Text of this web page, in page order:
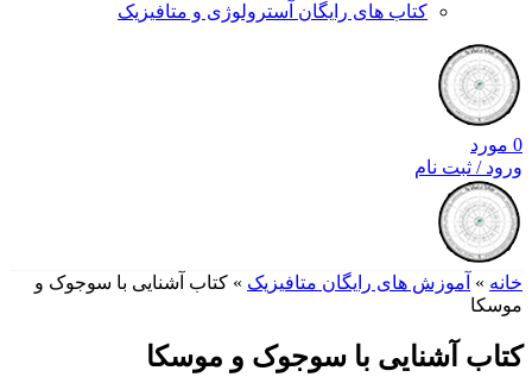
کتاب های رایگان آسترولوژی و متافیزیک
0 مورد
ورود / ثبت نام
خانه » آموزش های رایگان متافیزیک » کتاب آشنایی با سوجوک و
موسکا
کتاب آشنایی با سوجوک و موسکا